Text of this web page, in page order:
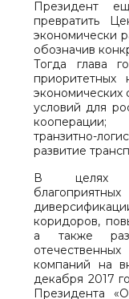
Президент
превратить
экономически
обозначив
Тогда глава
приоритетных
экономических
условий для
кооперации;
транзитно-
развитие
В целях
коридоров,
а также
компаний на
декабря 2017
Президента